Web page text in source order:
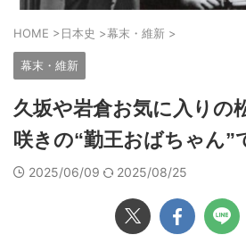
HOME >日本史 >幕末・維新 >
幕末・維新
久坂や岩倉お気に入りの
咲きの“勤王おばちゃん”
2025/06/09 2025/08/25